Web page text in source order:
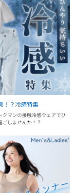
！？冷感特集
クマンの接触冷感ウェアでひ
ごしませんか！？